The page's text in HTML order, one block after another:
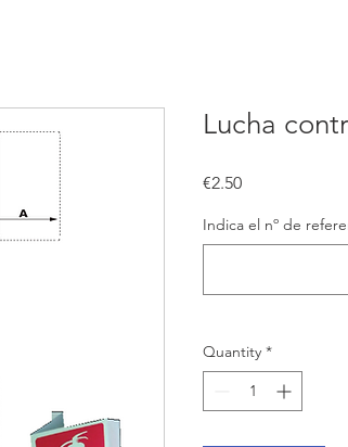
Lucha
€2.50Price
Indica el nº de
Quantity *